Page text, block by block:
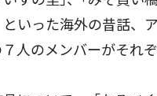
いった海外の昔話、
人のメンバーがそれ